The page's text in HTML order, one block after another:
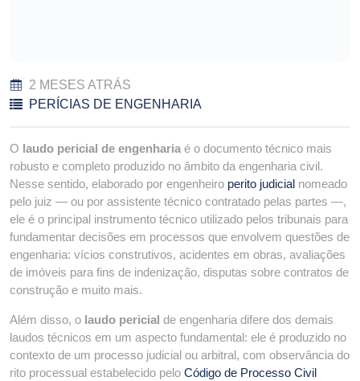
2 MESES ATRÁS
PERÍCIAS DE ENGENHARIA
O laudo pericial de engenharia é o documento técnico mais
robusto e completo produzido no âmbito da engenharia civil.
Nesse sentido, elaborado por engenheiro perito judicial nomeado
pelo juiz — ou por assistente técnico contratado pelas partes —,
ele é o principal instrumento técnico utilizado pelos tribunais para
fundamentar decisões em processos que envolvem questões de
engenharia: vícios construtivos, acidentes em obras, avaliações
de imóveis para fins de indenização, disputas sobre contratos de
construção e muito mais.
Além disso, o laudo pericial de engenharia difere dos demais
laudos técnicos em um aspecto fundamental: ele é produzido no
contexto de um processo judicial ou arbitral, com observância do
rito processual estabelecido pelo Código de Processo Civil